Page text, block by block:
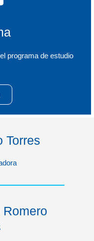
programa de estudio
Torres